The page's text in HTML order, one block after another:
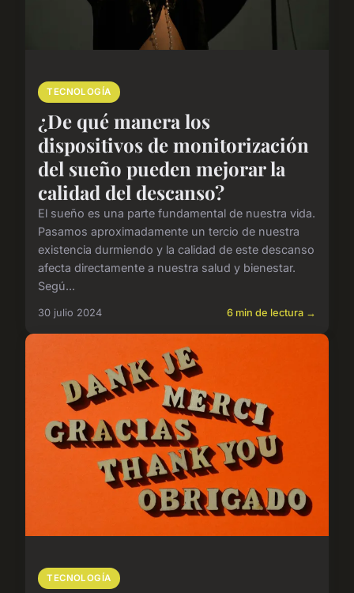
TECNOLOGÍA
¿De qué manera los
dispositivos de monitorización
del sueño pueden mejorar la
calidad del descanso?
El sueño es una parte fundamental de nuestra vida.
Pasamos aproximadamente un tercio de nuestra
existencia durmiendo y la calidad de este descanso
afecta directamente a nuestra salud y bienestar.
Segú...
30 julio 2024 6 min de lectura →
TECNOLOGÍA